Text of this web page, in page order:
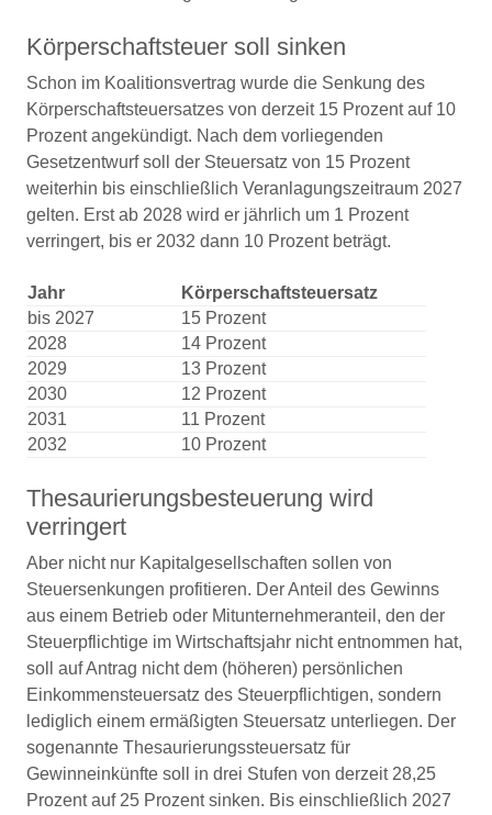
Körperschaftsteuer soll sinken
Schon im Koalitionsvertrag wurde die Senkung des
Körperschaftsteuersatzes von derzeit 15 Prozent auf 10
Prozent angekündigt. Nach dem vorliegenden
Gesetzentwurf soll der Steuersatz von 15 Prozent
weiterhin bis einschließlich Veranlagungszeitraum 2027
gelten. Erst ab 2028 wird er jährlich um 1 Prozent
verringert, bis er 2032 dann 10 Prozent beträgt.
Jahr
Körperschaftsteuersatz
bis 2027
15 Prozent
2028
14 Prozent
2029
13 Prozent
2030
12 Prozent
2031
11 Prozent
2032
10 Prozent
Thesaurierungsbesteuerung wird
verringert
Aber nicht nur Kapitalgesellschaften sollen von
Steuersenkungen profitieren. Der Anteil des Gewinns
aus einem Betrieb oder Mitunternehmeranteil, den der
Steuerpflichtige im Wirtschaftsjahr nicht entnommen hat,
soll auf Antrag nicht dem (höheren) persönlichen
Einkommensteuersatz des Steuerpflichtigen, sondern
lediglich einem ermäßigten Steuersatz unterliegen. Der
sogenannte Thesaurierungssteuersatz für
Gewinneinkünfte soll in drei Stufen von derzeit 28,25
Prozent auf 25 Prozent sinken. Bis einschließlich 2027